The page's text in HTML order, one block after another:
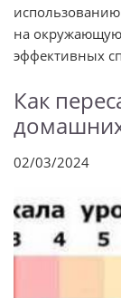
на
эффективных
Как
02/03/2024